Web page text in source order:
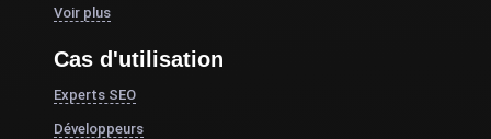
Voir plus
Cas d'utilisation
Experts SEO
Développeurs